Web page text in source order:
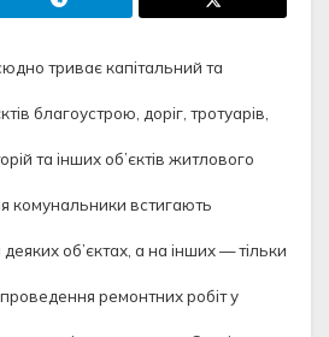
триває капітальний та
благоустрою, доріг, тротуарів,
та інших об’єктів житлового
комунальники встигають
об’єктах, а на інших — тільки
ремонтних робіт у